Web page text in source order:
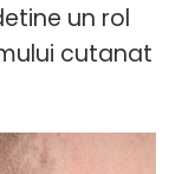
un rol
cutanat